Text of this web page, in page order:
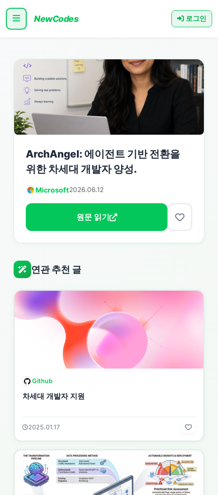
NewCodes 로그인
ArchAngel: 에이전트 기반 전환을
위한 차세대 개발자 양성.
Microsoft2026.06.12
원문 읽기
연관 추천 글
Github
차세대 개발자 지원
2025.01.17